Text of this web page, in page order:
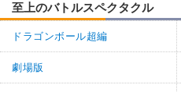
至上のバトルスペクタクル
ドラゴンボール超編
劇場版